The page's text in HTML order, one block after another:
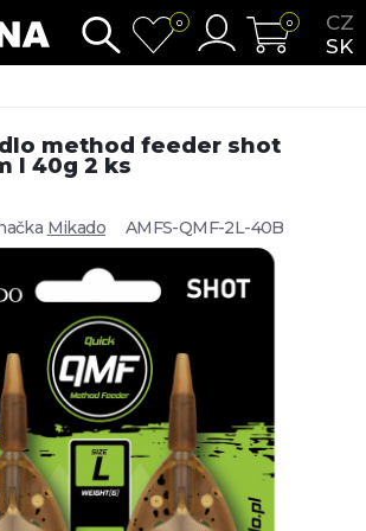
CZ
SK
0 0
method feeder shot
l 40g 2 ks
Mikado AMFS-QMF-2L-40B